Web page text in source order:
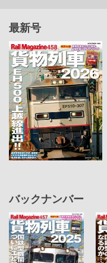
最新号
バックナンバー